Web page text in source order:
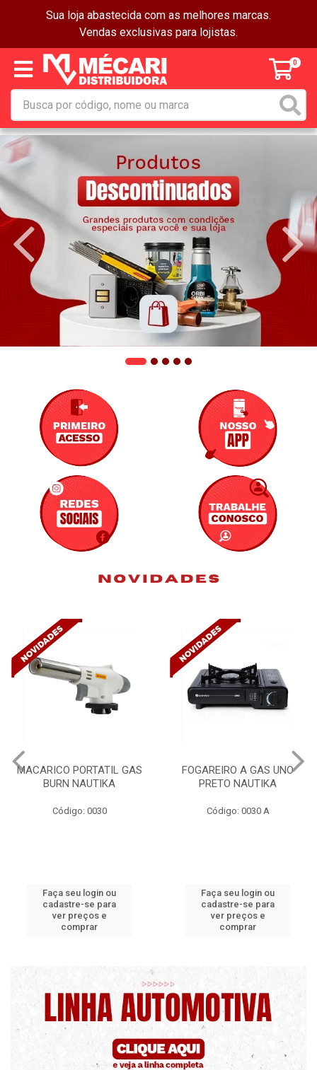
Sua loja abastecida com as melhores marcas.
Vendas exclusivas para lojistas.
0
MACARICO PORTATIL GAS
BURN NAUTIKA
Código: 0030
Faça seu login ou
cadastre-se para
ver preços e
comprar
FOGAREIRO A GAS UNO
PRETO NAUTIKA
Código: 0030 A
Faça seu login ou
cadastre-se para
ver preços e
comprar